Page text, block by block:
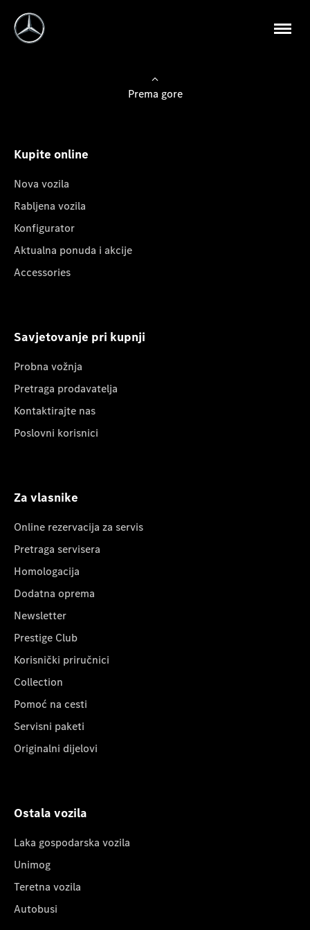
Prema gore
Kupite online
Nova vozila
Rabljena vozila
Konfigurator
Aktualna ponuda i akcije
Accessories
Savjetovanje pri kupnji
Probna vožnja
Pretraga prodavatelja
Kontaktirajte nas
Poslovni korisnici
Za vlasnike
Online rezervacija za servis
Pretraga servisera
Homologacija
Dodatna oprema
Newsletter
Prestige Club
Korisnički priručnici
Collection
Pomoć na cesti
Servisni paketi
Originalni dijelovi
Ostala vozila
Laka gospodarska vozila
Unimog
Teretna vozila
Autobusi